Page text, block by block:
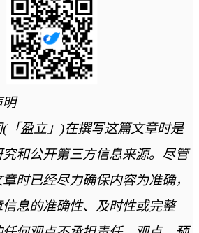
明
「盈立」)在撰写这篇文章时是
和公开第三方信息来源。尽管
时已经尽力确保内容为准确，
息的准确性、及时性或完整